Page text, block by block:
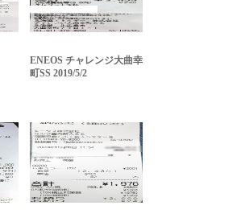
ENEOS チャレンジ大曲幸
町SS 2019/5/2